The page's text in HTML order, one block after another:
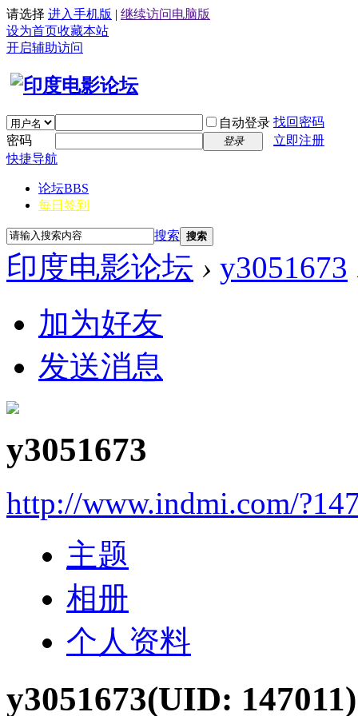
请选择 进入手机版 | 继续访问电脑版
设为首页收藏本站
开启辅助访问
自动登录 找回密码
密码
登录
立即注册
快捷导航
论坛BBS
每日签到
搜索 搜索
印度电影论坛 › y3051673
加为好友
发送消息
y3051673
http://www.indmi.com/
主题
相册
个人资料
y3051673(UID: 147011)